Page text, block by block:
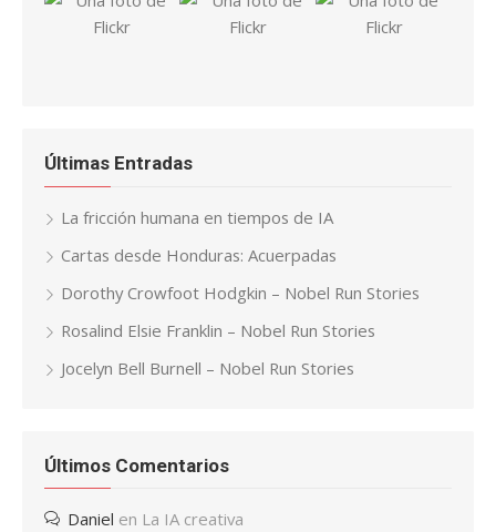
Últimas Entradas
La fricción humana en tiempos de IA
Cartas desde Honduras: Acuerpadas
Dorothy Crowfoot Hodgkin – Nobel Run Stories
Rosalind Elsie Franklin – Nobel Run Stories
Jocelyn Bell Burnell – Nobel Run Stories
Últimos Comentarios
Daniel en La IA creativa